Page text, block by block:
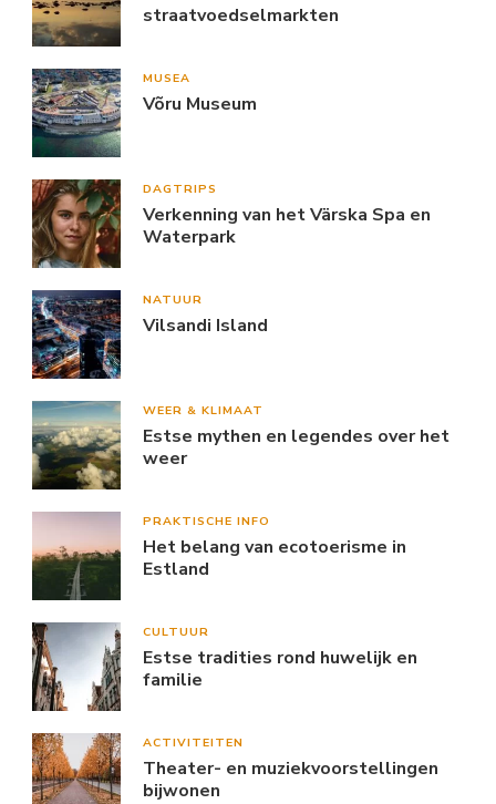
straatvoedselmarkten
MUSEA
Võru Museum
DAGTRIPS
Verkenning van het Värska Spa en
Waterpark
NATUUR
Vilsandi Island
WEER & KLIMAAT
Estse mythen en legendes over het
weer
PRAKTISCHE INFO
Het belang van ecotoerisme in
Estland
CULTUUR
Estse tradities rond huwelijk en
familie
ACTIVITEITEN
Theater- en muziekvoorstellingen
bijwonen